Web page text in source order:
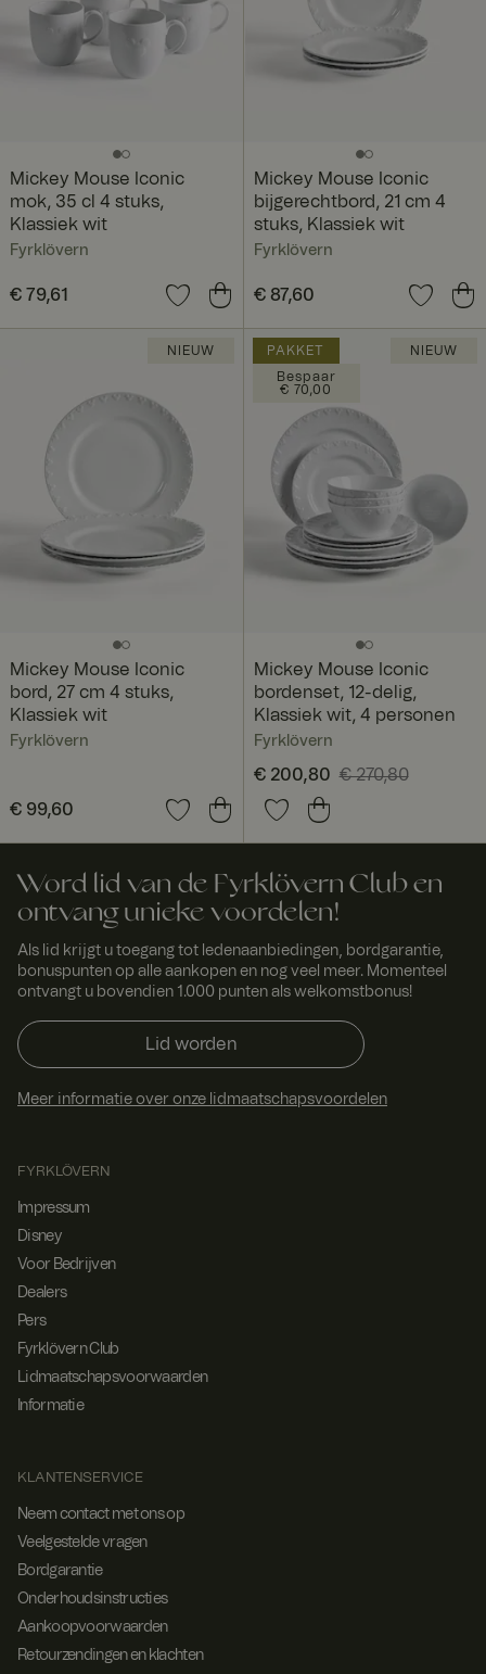
Mickey Mouse Iconic
mok, 35 cl 4 stuks,
Klassiek wit
Fyrklövern
Prijs:€ 79,61
€ 79,61
Mickey Mouse Iconic
bijgerechtbord, 21 cm 4
stuks, Klassiek wit
Fyrklövern
Prijs:€ 87,60
€ 87,60
NIEUW
Mickey Mouse Iconic
bord, 27 cm 4 stuks,
Klassiek wit
Fyrklövern
Prijs:€ 99,60
€ 99,60
PAKKET
Bespaar
€ 70,00
NIEUW
Mickey Mouse Iconic
bordenset, 12-delig,
Klassiek wit, 4 personen
Fyrklövern
Huidige prijs:
€ 200,80Vorige prijs
€ 270,80
€ 200,80 € 270,80
Word lid van de Fyrklövern Club en
ontvang unieke voordelen!
Als lid krijgt u toegang tot ledenaanbiedingen, bordgarantie,
bonuspunten op alle aankopen en nog veel meer. Momenteel
ontvangt u bovendien 1.000 punten als welkomstbonus!
Lid worden
Meer informatie over onze lidmaatschapsvoordelen
FYRKLÖVERN
Impressum
Disney
Voor Bedrijven
Dealers
Pers
Fyrklövern Club
Lidmaatschapsvoorwaarden
Informatie
KLANTENSERVICE
Neem contact met ons op
Veelgestelde vragen
Bordgarantie
Onderhoudsinstructies
Aankoopvoorwaarden
Retourzendingen en klachten